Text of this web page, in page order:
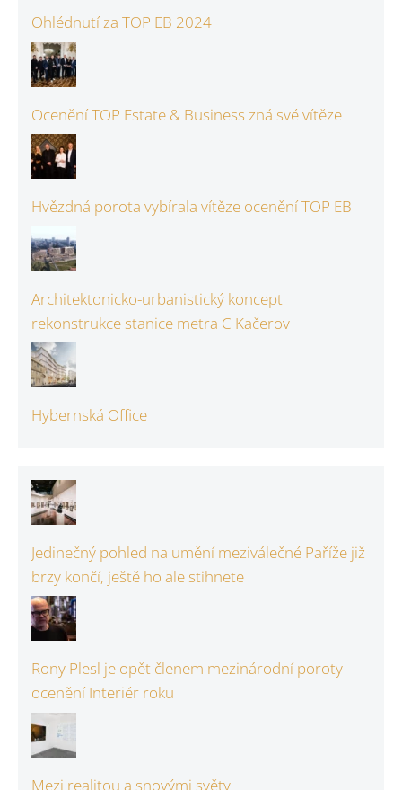
Ohlédnutí za TOP EB 2024
Ocenění TOP Estate & Business zná své vítěze
Hvězdná porota vybírala vítěze ocenění TOP EB
Architektonicko-urbanistický koncept
rekonstrukce stanice metra C Kačerov
Hybernská Office
Jedinečný pohled na umění meziválečné Paříže již
brzy končí, ještě ho ale stihnete
Rony Plesl je opět členem mezinárodní poroty
ocenění Interiér roku
Mezi realitou a snovými světy